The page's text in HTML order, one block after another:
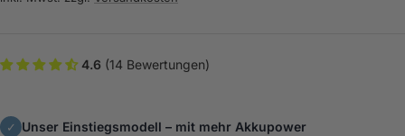
4.6 (14 Bewertungen)
✓ Unser Einstiegsmodell – mit mehr Akkupower